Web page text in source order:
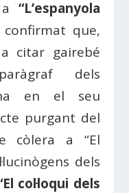
“L’espanyola
que,
citar gairebé
dels
en el seu
purgant del
còlera a “El
dels
col·loqui dels